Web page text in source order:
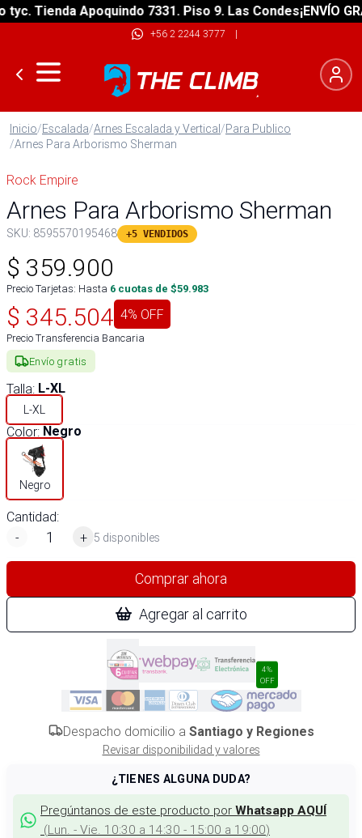
Tienda Apoquindo 7331. Piso 9. Las Condes¡ENVÍO
+56 2 2244 3777 |
Inicio/Escalada/Arnes Escalada y Vertical/Para Publico
/Arnes Para Arborismo Sherman
Rock Empire
Arnes Para Arborismo Sherman
SKU: 8595570195468 +5 VENDIDOS
$ 359.900
Precio Tarjetas: Hasta 6 cuotas de $59.983
$ 345.504 4% OFF
Precio Transferencia Bancaria
Envío gratis
Talla: L-XL
L-XL
Color: Negro
Negro
Cantidad:
-
+ 5 disponibles
Comprar ahora
Agregar al carrito
4%
OFF
Despacho domicilio a Santiago y Regiones
Revisar disponibilidad y valores
¿TIENES ALGUNA DUDA?
Pregúntanos de este producto por Whatsapp AQUÍ
(Lun. - Vie. 10:30 a 14:30 - 15:00 a 19:00)